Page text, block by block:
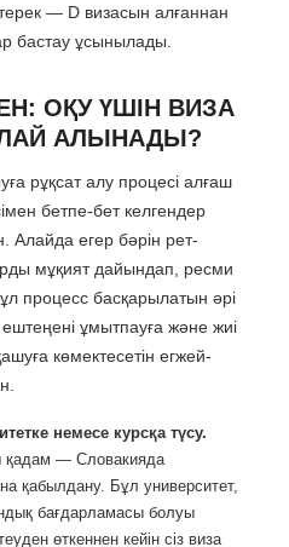
— D визасын алғаннан
бастау ұсынылады.
ОҚУ ҮШІН ВИЗА
АЛЫНАДЫ?
рұқсат алу процесі алғаш
бетпе-бет келгендер
Алайда егер бәрін рет-
мұқият дайындап, ресми
процесс басқарылатын әрі
ұмытпауға және жиі
көмектесетін егжей-
немесе курсқа түсу.
қадам — Словакияда
қабылдану. Бұл университет,
бағдарламасы болуы
өткеннен кейін сіз виза